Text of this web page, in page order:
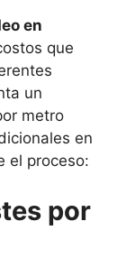
en
que
un
metro
en
el proceso:
por